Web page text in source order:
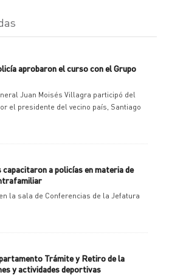
aprobaron el curso con el Grupo
Juan Moisés Villagra participó del
el presidente del vecino país, Santiago
a policías en materia de
la sala de Conferencias de la Jefatura
Trámite y Retiro de la
y actividades deportivas